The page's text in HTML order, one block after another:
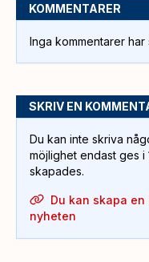
KOMMENTARER
Inga kommentarer har
SKRIV EN
Du kan inte skriva
möjlighet endast ges i
skapades.
Du kan skapa
nyheten